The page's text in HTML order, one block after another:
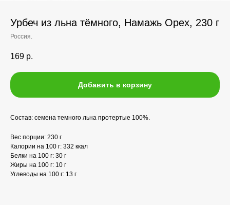
Урбеч из льна тёмного, Намажь Орех, 230 г
Россия.
169 р.
Добавить в корзину
Состав: семена темного льна протертые 100%.
Вес порции: 230 г
Калории на 100 г: 332 ккал
Белки на 100 г: 30 г
Жиры на 100 г: 10 г
Углеводы на 100 г: 13 г